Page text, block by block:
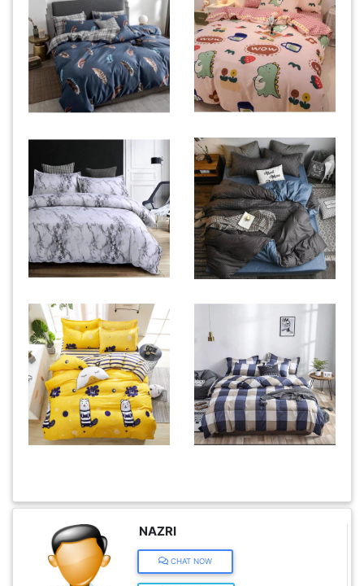
NAZRI
CHAT NOW
TUDUNG(0)
ARTIKEL(14)
PRODUK
DIGITAL(29)
MAKANAN(25)
PERNIAGAAN(41)
KENDERAAN(6)
ELEKTRONIK(5)
PERCUTIAN
PELANCONGAN(1)